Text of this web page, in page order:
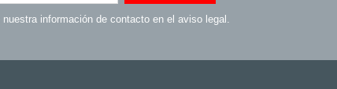
información de contacto en el aviso legal.